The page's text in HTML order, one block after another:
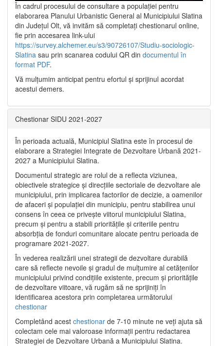
În cadrul procesului de consultare a populaţiei pentru
elaborarea Planului Urbanistic General al Municipiului Slatina
din Județul Olt, vă invităm să completați chestionarul online,
fie prin accesarea link-ului
https://survey.alchemer.eu/s3/90726107/Studiu-sociologic-
Slatina sau prin scanarea codului QR din documentul în
format PDF.
Vă mulţumim anticipat pentru efortul şi sprijinul acordat
acestui demers.
Chestionar SIDU 2021-2027
În perioada actuală, Municipiul Slatina este în procesul de
elaborare a Strategiei Integrate de Dezvoltare Urbană 2021‐
2027 a Municipiului Slatina.
Documentul strategic are rolul de a reflecta viziunea,
obiectivele strategice și direcțiile sectoriale de dezvoltare ale
municipiului, prin implicarea factorilor de decizie, a oamenilor
de afaceri și populației din municipiu, pentru stabilirea unui
consens în ceea ce privește viitorul municipiului Slatina,
precum și pentru a stabili prioritățile și criteriile pentru
absorbția de fonduri comunitare alocate pentru perioada de
programare 2021-2027.
În vederea realizării unei strategii de dezvoltare durabilă
care să reflecte nevoile și gradul de mulțumire al cetățenilor
municipiului privind condițiile existente, precum și prioritățile
de dezvoltare viitoare, vă rugăm să ne sprijiniți în
identificarea acestora prin completarea următorului
chestionar
Completând acest chestionar de 7-10 minute ne veți ajuta să
colectam cele mai valoroase informații pentru redactarea
Strategiei de Dezvoltare Urbană a Municipiului Slatina.